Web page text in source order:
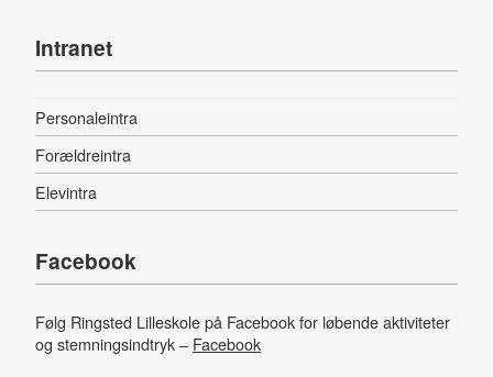
Intranet
Personaleintra
Forældreintra
Elevintra
Facebook
Følg Ringsted Lilleskole på Facebook for løbende aktiviteter
og stemningsindtryk – Facebook